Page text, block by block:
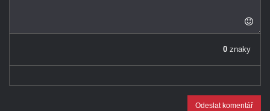
0 znaky
Odeslat komentář